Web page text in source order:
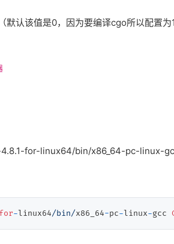
默认该值是0，因为要编译cgo所以
for-linux64/bin/x86_64-pc-linux-
for-linux64/bin/x86_64-pc-linux-gcc